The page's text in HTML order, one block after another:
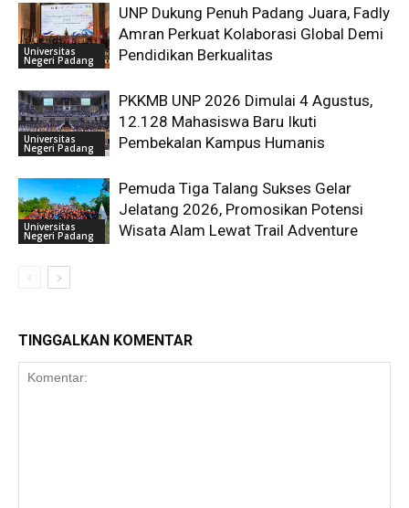
Universitas
Negeri Padang
UNP Dukung Penuh Padang Juara, Fadly
Amran Perkuat Kolaborasi Global Demi
Pendidikan Berkualitas
Universitas
Negeri Padang
PKKMB UNP 2026 Dimulai 4 Agustus,
12.128 Mahasiswa Baru Ikuti
Pembekalan Kampus Humanis
Universitas
Negeri Padang
Pemuda Tiga Talang Sukses Gelar
Jelatang 2026, Promosikan Potensi
Wisata Alam Lewat Trail Adventure
TINGGALKAN KOMENTAR